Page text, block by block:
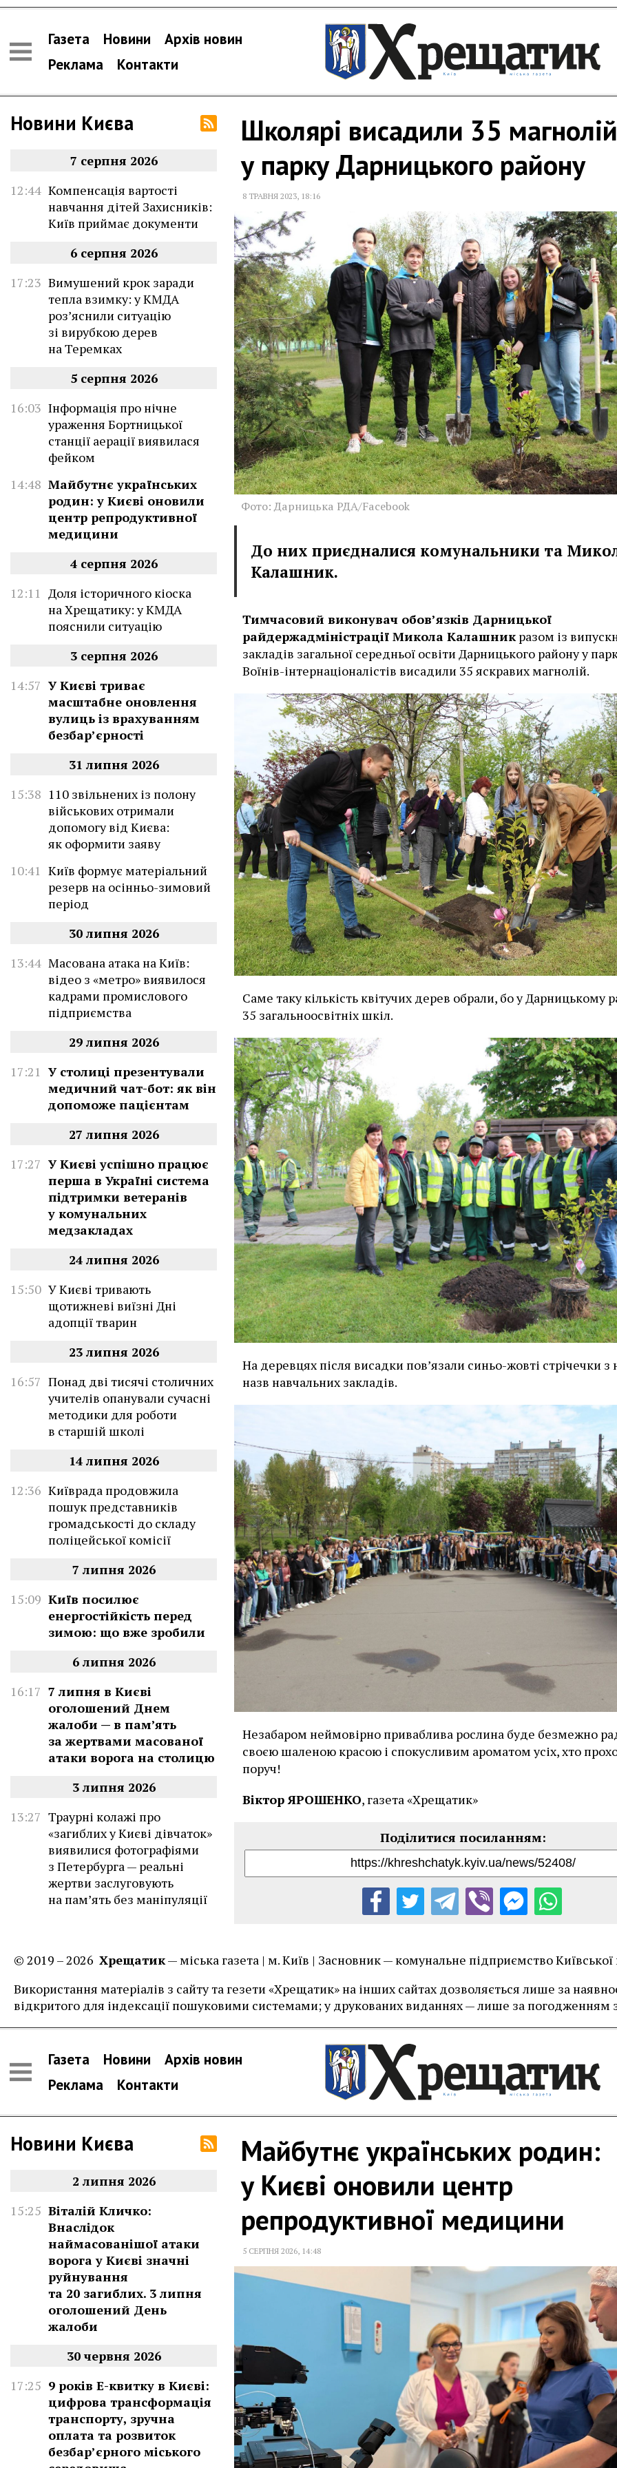
Газета Новини
Архів новин
Реклама
Контакти
Новини Києва
7 серпня 2026
12:44 Компенсація вартості
навчання дітей Захисників:
Київ приймає документи
6 серпня 2026
17:23 Вимушений крок заради
тепла взимку: у КМДА
роз’яснили ситуацію
зі вирубкою дерев
на Теремках
5 серпня 2026
16:03 Інформація про нічне
ураження Бортницької
станції аерації виявилася
фейком
14:48 Майбутнє українських
родин: у Києві оновили
центр репродуктивної
медицини
4 серпня 2026
12:11 Доля історичного кіоска
на Хрещатику: у КМДА
пояснили ситуацію
3 серпня 2026
14:57 У Києві триває
масштабне оновлення
вулиць із врахуванням
безбар’єрності
31 липня 2026
15:38 110 звільнених із полону
військових отримали
допомогу від Києва:
як оформити заяву
10:41 Київ формує матеріальний
резерв на осінньо-зимовий
період
30 липня 2026
13:44 Масована атака на Київ:
відео з «метро» виявилося
кадрами промислового
підприємства
29 липня 2026
17:21 У столиці презентували
медичний чат-бот: як він
допоможе пацієнтам
27 липня 2026
17:27 У Києві успішно працює
перша в Україні система
підтримки ветеранів
у комунальних
медзакладах
24 липня 2026
15:50 У Києві тривають
щотижневі виїзні Дні
адопції тварин
23 липня 2026
16:57 Понад дві тисячі столичних
учителів опанували сучасні
методики для роботи
в старшій школі
14 липня 2026
12:36 Київрада продовжила
пошук представників
громадськості до складу
поліцейської комісії
7 липня 2026
15:09 Київ посилює
енергостійкість перед
зимою: що вже зробили
6 липня 2026
16:17 7 липня в Києві
оголошений Днем
жалоби — в памʼять
за жертвами масованої
атаки ворога на столицю
3 липня 2026
13:27 Траурні колажі про
«загиблих у Києві дівчаток»
виявилися фотографіями
з Петербурга — реальні
жертви заслуговують
на пам’ять без маніпуляції
Школярі висадили 35 магнолій
у парку Дарницького району
8 ТРАВНЯ 2023, 18:16
Фото: Дарницька РДА/Facebook
До них приєдналися комунальники та
Калашник.
Тимчасовий виконувач обов’язків Дарницької
райдержадміністрації Микола Калашник разом із
закладів загальної середньої освіти Дарницького району у
Воїнів-інтернаціоналістів висадили 35 яскравих магнолій.
Саме таку кількість квітучих дерев обрали, бо у Дарницькому
35 загальноосвітніх шкіл.
На деревцях після висадки пов’язали синьо-жовті стрічечки
назв навчальних закладів.
Незабаром неймовірно приваблива рослина буде безмежно
своєю шаленою красою і спокусливим ароматом усіх, хто
поруч!
Віктор ЯРОШЕНКО, газета «Хрещатик»
© 2019 – 2026 Хрещатик— міська газета | м. Київ | Засновник — комунальне підприємство Київської
Використання матеріалів з сайту та гезети «Хрещатик» на інших сайтах дозволяється лише за
відкритого для індексації пошуковими системами; у друкованих виданнях — лише за погодженням
Газета Новини
Архів новин
Реклама
Контакти
Новини Києва
2 липня 2026
15:25 Віталій Кличко:
Внаслідок
наймасованішої атаки
ворога у Києві значні
руйнування
та 20 загиблих. 3 липня
оголошений День
жалоби
30 червня 2026
17:25 9 років Е-квитку в Києві:
цифрова трансформація
транспорту, зручна
оплата та розвиток
безбар’єрного міського
Майбутнє українських родин:
у Києві оновили центр
репродуктивної медицини
5 СЕРПНЯ 2026, 14:48